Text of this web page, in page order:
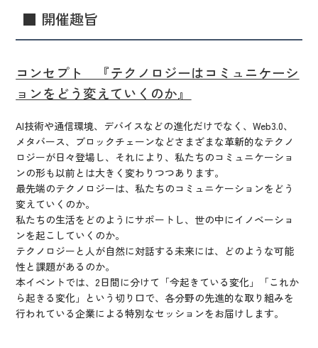
■ 開催趣旨
コンセプト 『テクノロジーはコミュニケーシ
ョンをどう変えていくのか』
AI技術や通信環境、デバイスなどの進化だけでなく、Web3.0、
メタバース、ブロックチェーンなどさまざまな革新的なテクノ
ロジーが日々登場し、それにより、私たちのコミュニケーショ
ンの形も以前とは大きく変わりつつあります。
最先端のテクノロジーは、私たちのコミュニケーションをどう
変えていくのか。
私たちの生活をどのようにサポートし、世の中にイノベーショ
ンを起こしていくのか。
テクノロジーと人が自然に対話する未来には、どのような可能
性と課題があるのか。
本イベントでは、2日間に分けて「今起きている変化」「これか
ら起きる変化」という切り口で、各分野の先進的な取り組みを
行われている企業による特別なセッションをお届けします。